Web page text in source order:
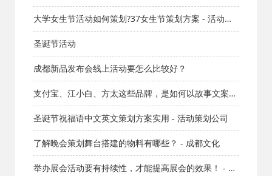
大学女生节活动如何策划?37女生节策划方案 - 活动策
划公司
圣诞节活动
成都新品发布会线上活动要怎么比较好？
支付宝、江小白、方太这些品牌，是如何以故事文案取
胜的？ - 成都广告公司
圣诞节祝福语中文英文策划方案实用 - 活动策划公司
了解晚会策划舞台搭建的物料有哪些？ - 成都文化
举办展会活动要有持续性，才能提高展会的效果！ - 成